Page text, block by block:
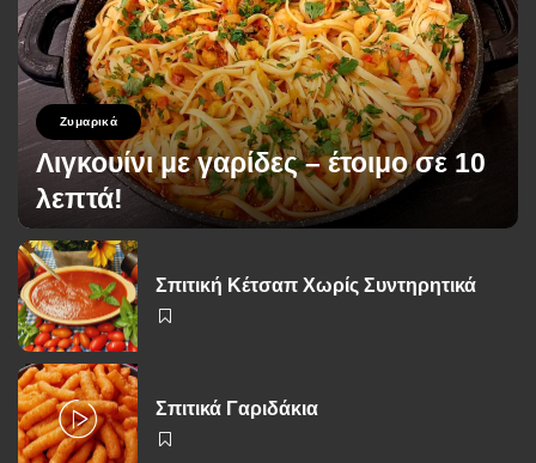
Ζυμαρικά
Λιγκουίνι με γαρίδες – έτοιμο σε 10
λεπτά!
Posted
by
George Zolis 26 Νοεμβρίου 2025
Σπιτική Κέτσαπ Χωρίς Συντηρητικά
Σπιτικά Γαριδάκια